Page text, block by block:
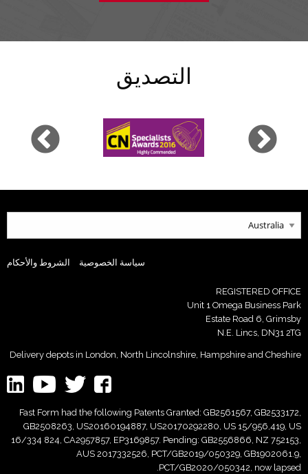
التصديق
سياسة الخصوصية الشروط والأحكام
REGISTERED OFFICE
Unit 1 Omega Business Park
Estate Road 6, Grimsby
N.E. Lincs, DN31 2TG
Delivery depots in London, North Lincolnshire, Hampshire and Cheshire
Fast Form had the following Patents Granted: GB2561567, GB2533172,
GB2508263, US20160194887, US20170292280, US 15/956,419, US
16/334 824, CA2957857, EP3169857. Pending: GB2556866, NZ 752153,
AUS 2017332526, PCT/GB2019/050329, GB1902061.9,
PCT/GB2020/050342, now lapsed.